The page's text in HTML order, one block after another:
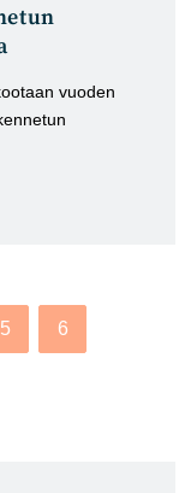
vuoden
5 6
sivulle